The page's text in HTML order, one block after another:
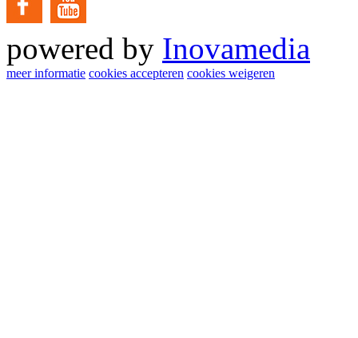
powered by Inovamedia
meer informatie cookies accepteren cookies weigeren